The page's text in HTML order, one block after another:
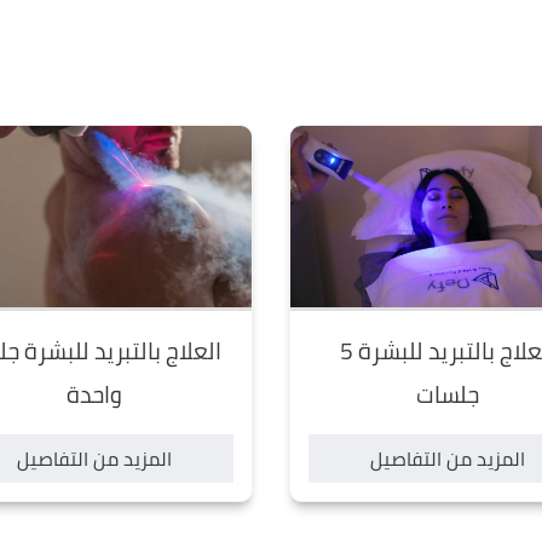
العلاج بالتبريد للبشرة 5
جلسات
المزيد من التفاصيل
العلاج بالتبريد للبشرة
واحدة
المزيد من التفاصيل